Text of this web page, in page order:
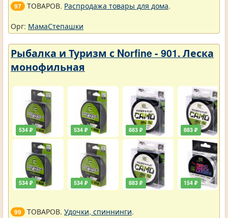
97 ТОВАРОВ. Распродажа товары для дома.
Орг: МамаСтепашки
Рыбалка и Туризм с Norfine - 901. Леска
монофильная
534 ₽
534 ₽
534 ₽
534 ₽
883 ₽
883 ₽
883 ₽
154 ₽
99 ТОВАРОВ. Удочки, спиннинги.